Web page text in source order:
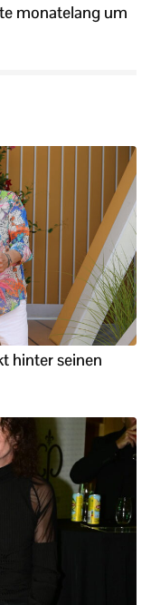
monatelang um
hinter seinen